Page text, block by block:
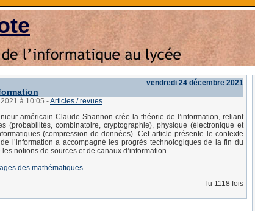
vendredi 24 décembre 2021
à 10:05 -Articles / revues
américain Claude Shannon crée la théorie de l’information, reliant
(probabilités, combinatoire, cryptographie), physique (électronique et
(compression de données). Cet article présente le contexte
l’information a accompagné les progrès technologiques de la fin du
notions de sources et de canaux d’information.
des mathématiques
lu 1118 fois